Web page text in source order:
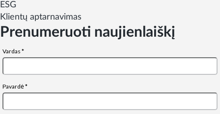
ESG
Klientų aptarnavimas
Prenumeruoti naujienlaiškį